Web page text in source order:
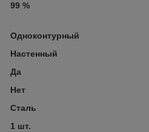
99 %
Одноконтурный
Настенный
Да
Нет
Сталь
1 шт.